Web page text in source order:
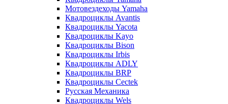
Мотовездеходы Yamaha
Квадроциклы Avantis
Квадроциклы Yacota
Квадроциклы Kayo
Квадроциклы Bison
Квадроциклы Irbis
Квадроциклы ADLY
Квадроциклы BRP
Квадроциклы Cectek
Русская Механика
Квадроциклы Wels